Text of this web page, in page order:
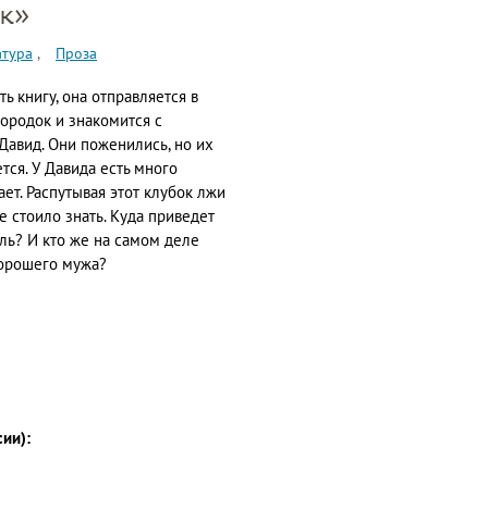
Проза
книгу, она отправляется в
и знакомится с
Они поженились, но их
У Давида есть много
Распутывая этот клубок лжи
стоило знать. Куда приведет
И кто же на самом деле
мужа?